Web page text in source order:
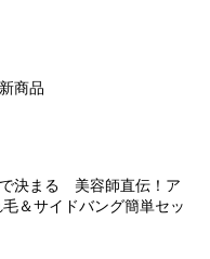
商品
で決まる 美容師直伝！ア
＆サイドバング簡単セッ